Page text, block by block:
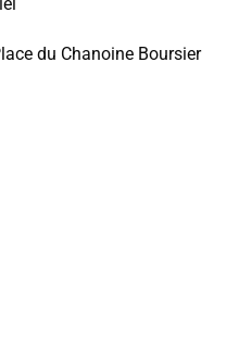
du Chanoine Boursier